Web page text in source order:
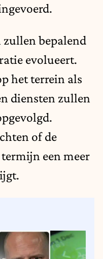
zullen bepalend
evolueert.
het terrein als
diensten zullen
of de
een meer